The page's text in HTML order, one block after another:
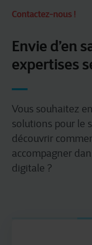
Contactez-nous !
Envie d’en
expertises
Vous souhaitez
solutions pour le
découvrir
accompagner
digitale ?